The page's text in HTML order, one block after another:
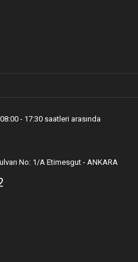
- 17:30 saatleri arasında
No: 1/A Etimesgut - ANKARA